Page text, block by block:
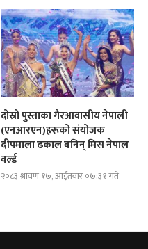
दोस्रो पुस्ताका गैरआवासीय नेपाली
(एनआरएन)हरूको संयोजक
दीपमाला ढकाल बनिन् मिस नेपाल
वर्ल्ड
२०८३ श्रावण १७, आईतवार ०७:३१ गते